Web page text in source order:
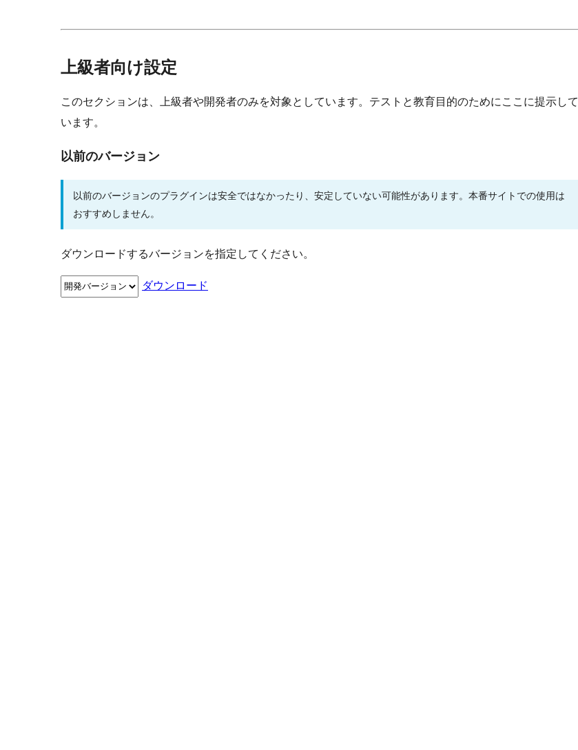
上級者向け設定
このセクションは、上級者や開発者のみを対象としています。テストと教育目的のためにここに提示して
います。
以前のバージョン
以前のバージョンのプラグインは安全ではなかったり、安定していない可能性があります。本番サイトでの使用は
おすすめしません。
ダウンロードするバージョンを指定してください。
ダウンロード